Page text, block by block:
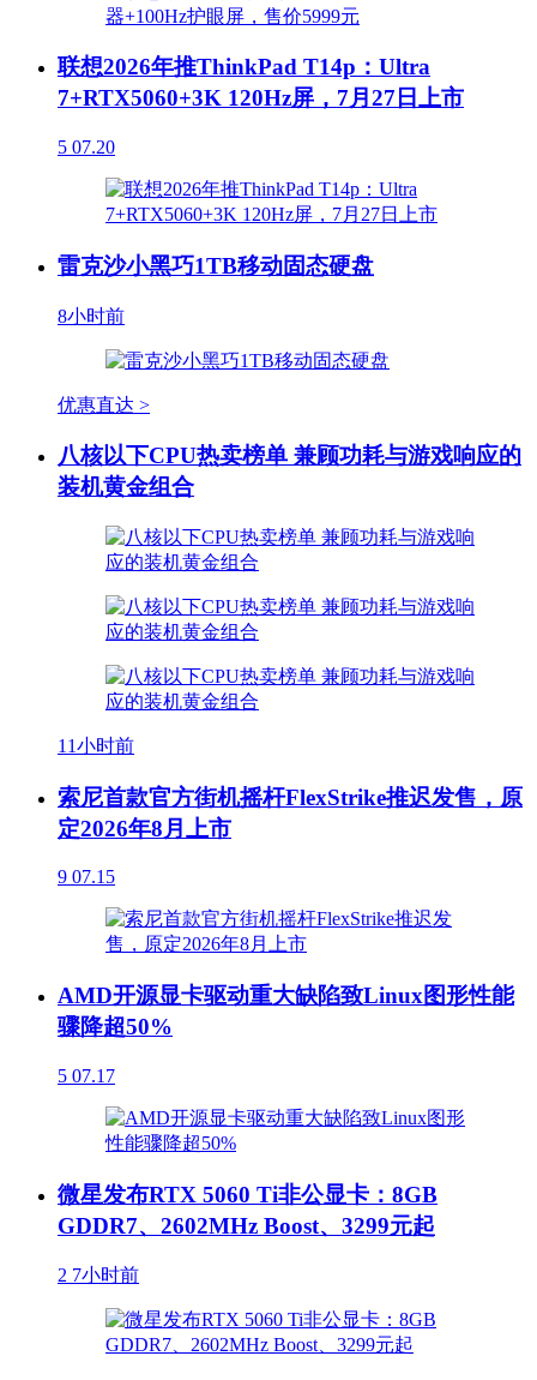
联想2026年推ThinkPad T14p：Ultra
7+RTX5060+3K 120Hz屏，7月27日上市
5 07.20
雷克沙小黑巧1TB移动固态硬盘
8小时前
优惠直达 >
八核以下CPU热卖榜单 兼顾功耗与游戏响应的
装机黄金组合
11小时前
索尼首款官方街机摇杆FlexStrike推迟发售，原
定2026年8月上市
9 07.15
AMD开源显卡驱动重大缺陷致Linux图形性能
骤降超50%
5 07.17
微星发布RTX 5060 Ti非公显卡：8GB
GDDR7、2602MHz Boost、3299元起
2 7小时前